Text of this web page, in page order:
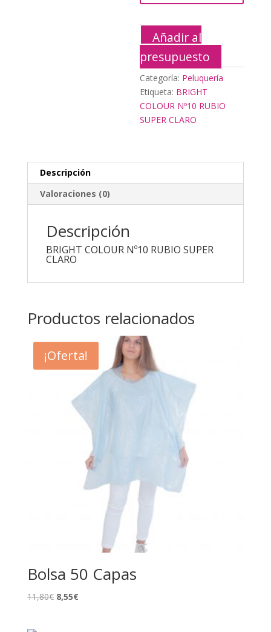
Añadir al
presupuesto
Categoría: Peluquería
Etiqueta: BRIGHT
COLOUR Nº10 RUBIO
SUPER CLARO
Descripción
Valoraciones (0)
Descripción
BRIGHT COLOUR Nº10 RUBIO SUPER
CLARO
Productos relacionados
¡Oferta!
Bolsa 50 Capas
11,80€ El
8,55€El